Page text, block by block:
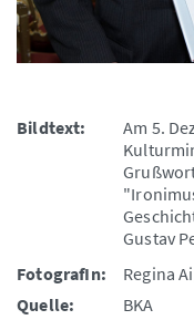
Bildtext:
Am 5.
Gustav
FotografIn:
Regina
Quelle:
BKA